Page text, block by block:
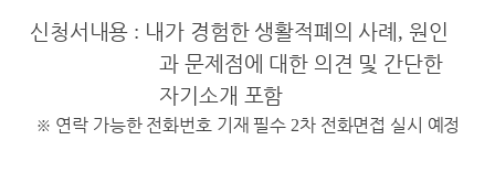
신청서내용 : 내가 경험한 생활적폐의 사례 , 원인
과 문제점에 대한 의견 및 간단한
자기소개 포함
※ 연락 가능한 전화번호 기재 필수2차 전화면접 실시 예정